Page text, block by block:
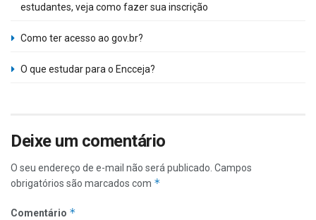
estudantes, veja como fazer sua inscrição
Como ter acesso ao gov.br?
O que estudar para o Encceja?
Deixe um comentário
O seu endereço de e-mail não será publicado. Campos
obrigatórios são marcados com *
Comentário *